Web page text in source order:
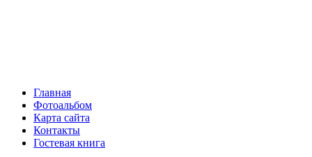
Главная
Фотоальбом
Карта сайта
Контакты
Гостевая книга